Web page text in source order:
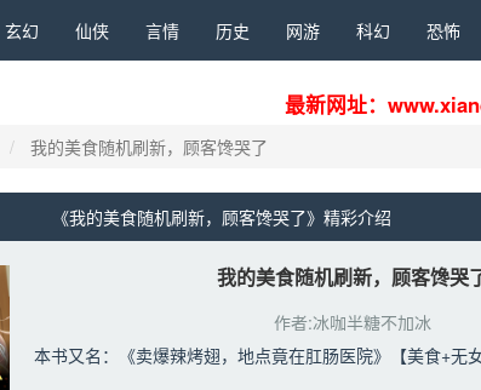
玄幻 仙侠 言情 历史 网游 科幻 恐怖
最新网址：
我的美食随机刷新，顾客馋哭了
《我的美食随机刷新，顾客馋哭了》精彩介绍
我的美食随机刷新，顾客馋哭
作者:冰咖半糖不加冰
本书又名：《卖爆辣烤翅，地点竟在肛肠医院》【美食+无